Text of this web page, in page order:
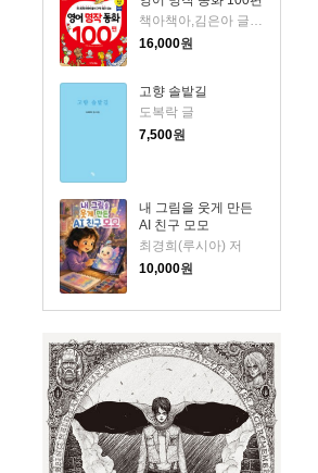
책아책아,김은아 글/아이작 더스트,마이클 A. 푸틀랙 감수
16,000원
고향 솔밭길
도복락 글
7,500원
내 그림을 웃게 만든
AI 친구 모모
최경희(루시아) 저
10,000원